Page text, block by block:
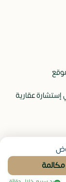
عقارية
عقار
مكالمة